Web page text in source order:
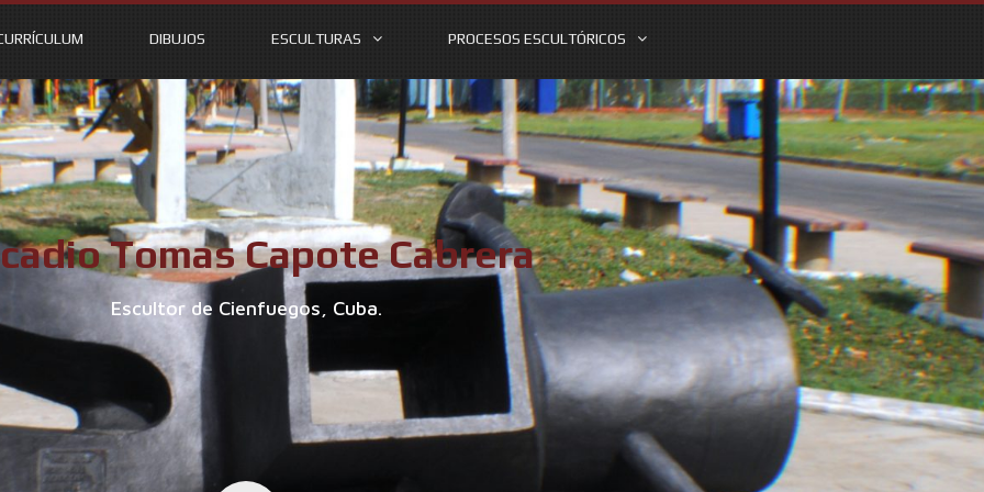
DIBUJOS ESCULTURAS PROCESOS ESCULTÓRICOS
Tomas Capote Cabrera
Escultor de Cienfuegos, Cuba.